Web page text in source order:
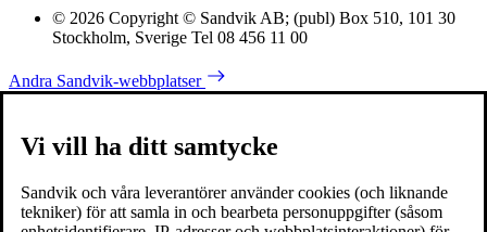
© 2026 Copyright © Sandvik AB; (publ) Box 510, 101 30
Stockholm, Sverige Tel 08 456 11 00
Andra Sandvik-webbplatser
Vi vill ha ditt samtycke
Sandvik och våra leverantörer använder cookies (och liknande
tekniker) för att samla in och bearbeta personuppgifter (såsom